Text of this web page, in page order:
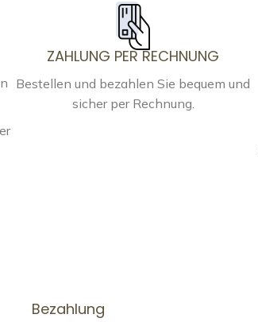
ZAHLUNG PER RECHNUNG
Bestellen und bezahlen Sie bequem und
sicher per Rechnung.
Bezahlung